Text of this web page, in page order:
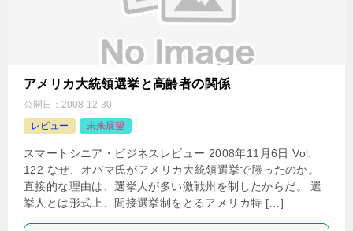
アメリカ大統領選挙と高齢者の関係
公開日： 2008-12-30
レビュー
未来展望
スマートシニア・ビジネスレビュー 2008年11月6日 Vol.
122 なぜ、オバマ氏がアメリカ大統領選挙で勝ったのか。
直接的な理由は、選挙人が多い激戦州を制したからだ。 選
挙人とは形式上、間接選挙制をとるアメリカ特 […]